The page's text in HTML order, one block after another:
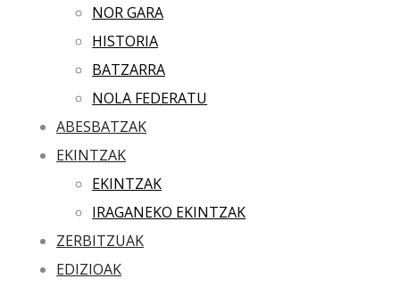
NOR GARA
HISTORIA
BATZARRA
NOLA FEDERATU
ABESBATZAK
EKINTZAK
EKINTZAK
IRAGANEKO EKINTZAK
ZERBITZUAK
EDIZIOAK